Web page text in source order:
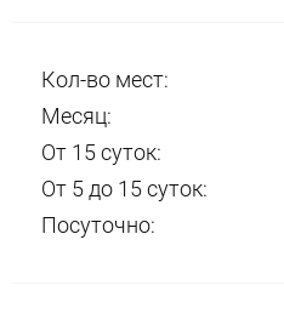
Кол-во мест:
Месяц:
От 15 суток:
От 5 до 15 суток:
Посуточно: